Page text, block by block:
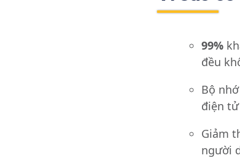
99%
đều
Bộ
điện
Giảm
người